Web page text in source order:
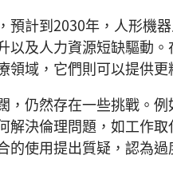
預計到2030年，人形機
以及人力資源短缺驅動
領域，它們則可以提供
，仍然存在一些挑戰。
解決倫理問題，如工作
的使用提出質疑，認為